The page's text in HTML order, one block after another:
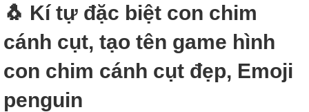
🐧 Kí tự đặc biệt con chim
cánh cụt, tạo tên game hình
con chim cánh cụt đẹp, Emoji
penguin